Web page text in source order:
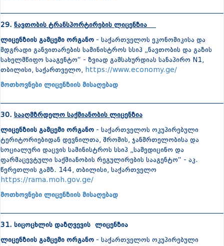
29. ნავთობის ტრანსპორტირების ლიცენზია
ლიცენზიის გამცემი ორგანო - საქართველოს ეკონომიკისა და
მდგრადი განვითარების სამინისტროს სსიპ „ნავთობის და გაზის
სახელმწიფო სააგენტო“ - ზვიად გამსახურდიას სანაპირო N1,
თბილისი, საქართველო, https://www.economy.ge/
მოთხოვნები ლიცენზიის მისაღებად
30. სააღმზრდელო საქმიანობის ლიცენზია
ლიცენზიის გამცემი ორგანო - საქართველოს ოკუპირებული
ტერიტორიებიდან დევნილთა, შრომის, ჯანმრთელობისა და
სოციალური დაცვის სამინისტროს სსიპ „სამედიცინო და
ფარმაცევტული საქმიანობის რეგულირების სააგენტო“ - აკ.
წერეთლის გამზ. 144, თბილისი, საქართველო
https://rama.moh.gov.ge/
მოთხოვნები ლიცენზიის მისაღებად
31. სიცოცხლის დაზღვევის ლიცენზია
ლიცენზიის გამცემი ორგანო - საქართველოს ოკუპირებული